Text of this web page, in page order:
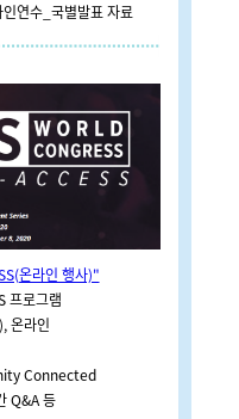
연수_국별발표 자료
온라인 행사)"
프로그램
, 온라인
Connected
Q&A 등